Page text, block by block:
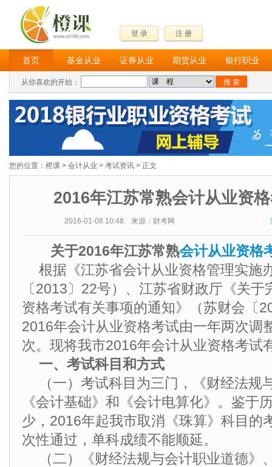
登 录 注 册
首页 基金从业 证券从业 期货从业 银行职业
从你喜欢的开始：
您的位置： 橙课 > 会计从业 > 考试资讯 > 正文
2016年江苏常熟会计从业资
2016-01-08 10:48 来源：财考网
关于2016年江苏常熟会计从业资格
根据《江苏省会计从业资格管理实施
〔2013〕22号）、江苏省财政厅《关
资格考试有关事项的通知》（苏财会〔
2016年会计从业资格考试由一年两次调
次。现将我市2016年会计从业资格考试
一、考试科目和方式
（一）考试科目为三门，《财经法规
《会计基础》和《会计电算化》。鉴于
少，2016年起我市取消《珠算》科目的
次性通过，单科成绩不能顺延。
（二）《财经法规与会计职业道德》